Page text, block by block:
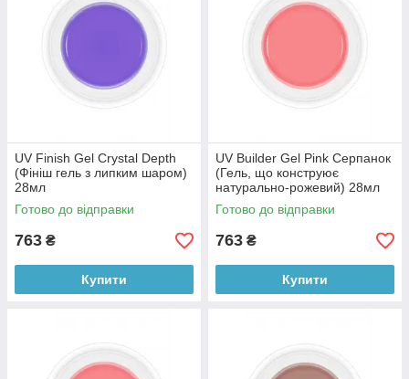
UV Finish Gel Crystal Depth
(Фініш гель з липким шаром)
28мл
Готово до відправки
763 ₴
Купити
UV Builder Gel Pink Серпанок
(Гель, що конструює
натурально-рожевий) 28мл
Готово до відправки
763 ₴
Купити